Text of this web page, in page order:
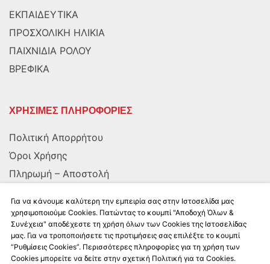
ΕΚΠΑΙΔΕΥΤΙΚΑ
ΠΡΟΣΧΟΛΙΚΗ ΗΛΙΚΙΑ
ΠΑΙΧΝΙΔΙΑ ΡΟΛΟΥ
ΒΡΕΦΙΚΑ
ΧΡΗΣΙΜΕΣ ΠΛΗΡΟΦΟΡΙΕΣ
Πολιτική Απορρήτου
Όροι Χρήσης
Πληρωμή – Αποστολή
ΑΚΟΛΟΥΘΗΣΤΕ ΜΑΣ
Για να κάνουμε καλύτερη την εμπειρία σας στην Ιστοσελίδα μας
χρησιμοποιούμε Cookies. Πατώντας το κουμπί "Αποδοχή Όλων &
Συνέχεια" αποδέχεστε τη χρήση όλων των Cookies της Ιστοσελίδας
μας. Για να τροποποιήσετε τις προτιμήσεις σας επιλέξτε το κουμπί
“Ρυθμίσεις Cookies”. Περισσότερες πληροφορίες για τη χρήση των
Cookies μπορείτε να δείτε στην σχετική Πολιτική για τα Cookies.